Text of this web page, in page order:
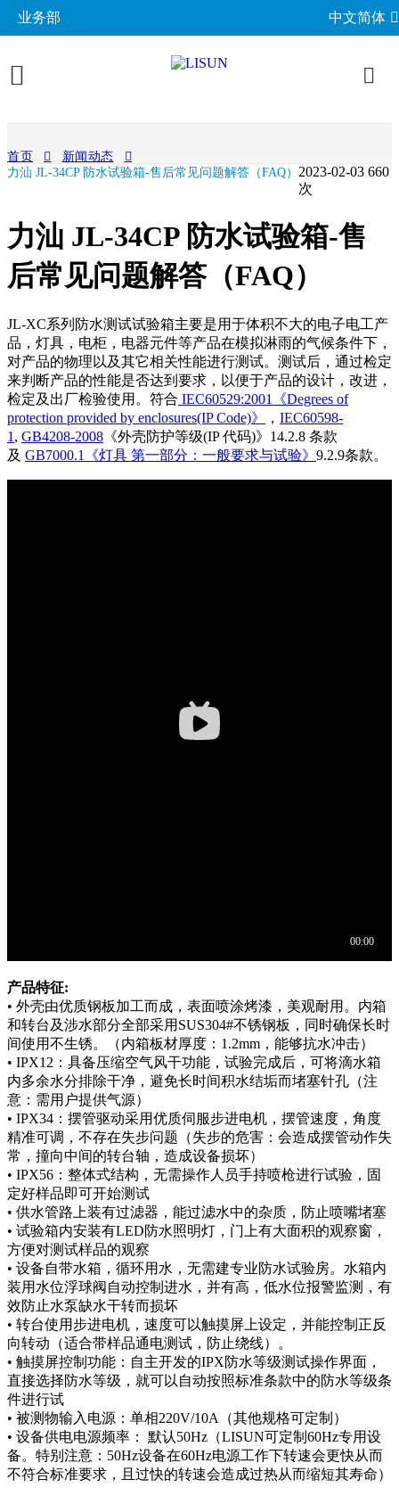
业务部 中文简体
照明与光度测试
积分球光谱辐射计系统
LED老化与热阻测试
光生物安全与蓝光危害
其他LED测试设备
EMI电磁干扰测试系统
EMS电磁抗扰度测试仪
交流与直流测试电源
环境试验箱
高低温湿热试验箱
IP防水防尘测试设备
耐候与腐蚀测试
电气安规测试
阻燃与防火测试设备
安规测试仪
电子元器件测试
标准试验指与探针
机械力学与量规
机械力学测试机
插头插座与线缆测试
插头插座量规
材料与光学分析
RoHS与元素分析仪
颜色与光泽度测试仪
行业应用
LED与灯具测试方案
LM-79与LM-80测试方案
LED驱动测试方案
家用电器测试方案
移动与网络测试方案
汽车电子测试方案
音视频与IT测试方案
线缆测试方案
相关标准
GB 中国国家标准
ISO国际标准化组织
CIE国际照明委员会
EN欧洲标准
UL美国标准
成功案例
电子目录
新闻动态
关于我们
联系我们
首页
新闻动态
力汕 JL-34CP 防水试验箱-售后常见问题解答（FAQ） 2023-02-03 660
次
力汕 JL-34CP 防水试验箱-售
后常见问题解答（FAQ）
JL-XC系列防水测试试验箱主要是用于体积不大的电子电工产
品，灯具，电柜，电器元件等产品在模拟淋雨的气候条件下，
对产品的物理以及其它相关性能进行测试。测试后，通过检定
来判断产品的性能是否达到要求，以便于产品的设计，改进，
检定及出厂检验使用。符合 IEC60529:2001《Degrees of
protection provided by enclosures(IP Code)》
， IEC60598-
1 , GB4208-2008 《外壳防护等级(IP 代码)》14.2.8 条款
及 GB7000.1《灯具 第一部分：一般要求与试验》 9.2.9条款。
产品特征:
• 外壳由优质钢板加工而成，表面喷涂烤漆，美观耐用。内箱
和转台及涉水部分全部采用SUS304#不锈钢板，同时确保长时
间使用不生锈。（内箱板材厚度：1.2mm，能够抗水冲击）
• IPX12：具备压缩空气风干功能，试验完成后，可将滴水箱
内多余水分排除干净，避免长时间积水结垢而堵塞针孔（注
意：需用户提供气源）
• IPX34：摆管驱动采用优质伺服步进电机，摆管速度，角度
精准可调，不存在失步问题（失步的危害：会造成摆管动作失
常，撞向中间的转台轴，造成设备损坏）
• IPX56：整体式结构，无需操作人员手持喷枪进行试验，固
定好样品即可开始测试
• 供水管路上装有过滤器，能过滤水中的杂质，防止喷嘴堵塞
• 试验箱内安装有LED防水照明灯，门上有大面积的观察窗，
方便对测试样品的观察
• 设备自带水箱，循环用水，无需建专业防水试验房。水箱内
装用水位浮球阀自动控制进水，并有高，低水位报警监测，有
效防止水泵缺水干转而损坏
• 转台使用步进电机，速度可以触摸屏上设定，并能控制正反
向转动（适合带样品通电测试，防止绕线）。
• 触摸屏控制功能：自主开发的IPX防水等级测试操作界面，
直接选择防水等级，就可以自动按照标准条款中的防水等级条
件进行试
• 被测物输入电源：单相220V/10A（其他规格可定制）
• 设备供电电源频率： 默认50Hz（LISUN可定制60Hz专用设
备。特别注意：50Hz设备在60Hz电源工作下转速会更快从而
不符合标准要求，且过快的转速会造成过热从而缩短其寿命）